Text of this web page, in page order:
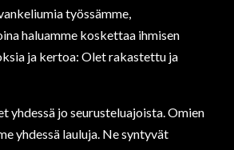
työssämme,
haluamme koskettaa ihmisen
ja kertoa: Olet rakastettu ja
yhdessä jo seurusteluajoista. Omien
yhdessä lauluja. Ne syntyvät